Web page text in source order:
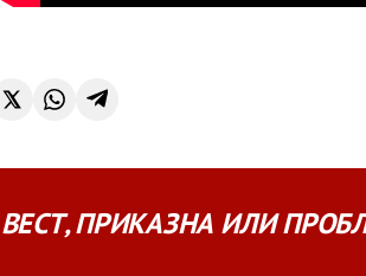
ВЕСТ,ПРИКАЗНА ИЛИ